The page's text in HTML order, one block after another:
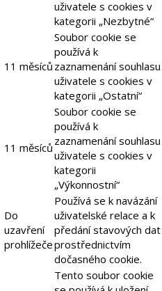
uživatele s cookies v
kategorii „Nezbytné“
11 měsíců
Soubor cookie se
používá k
zaznamenání souhlasu
uživatele s cookies v
kategorii „Ostatní“
11 měsíců
Soubor cookie se
používá k
zaznamenání souhlasu
uživatele s cookies v
kategorii
„Výkonnostní“
Do
uzavření
prohlížeče
Používá se k navázání
uživatelské relace a k
předání stavových dat
prostřednictvím
dočasného cookie.
Tento soubor cookie